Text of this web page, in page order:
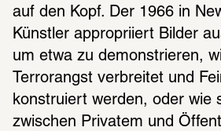
auf den Kopf. Der 1966 in
Künstler appropriiert Bilder
um etwa zu demonstrieren,
Terrorangst verbreitet und
konstruiert werden, oder wie
zwischen Privatem und